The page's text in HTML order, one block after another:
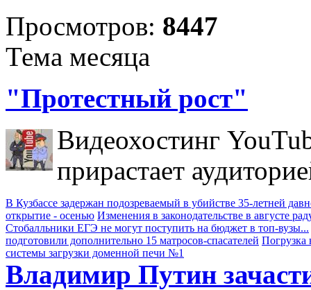
Просмотров: 8447
Тема месяца
"Протестный рост"
Видеохостинг
прирастает
В Кузбассе задержан подозреваемый в убийстве 35-летней
открытие - осенью Изменения в законодательстве в августе
Стобалльники ЕГЭ не могут поступить на бюджет в топ-вузы...
подготовили дополнительно 15 матросов-спасателей Погрузка
системы загрузки доменной печи №1
Владимир Путин